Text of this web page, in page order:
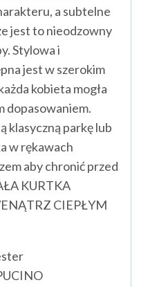
a subtelne
jest to nieodzowny
Stylowa i
jest w szerokim
kobieta mogła
dopasowaniem.
klasyczną parkę lub
w rękawach
aby chronić przed
KURTKA
CIEPŁYM